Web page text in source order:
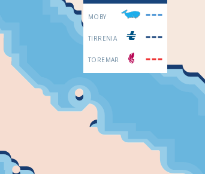
MOBY
TIRRENIA
TOREMAR